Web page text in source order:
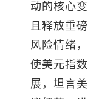
动的核心变
且释放重
风险情绪
使美元指数
展，坦言